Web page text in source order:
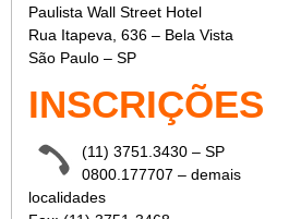
Paulista Wall Street Hotel
Rua Itapeva, 636 – Bela Vista
São Paulo – SP
INSCRIÇÕES
(11) 3751.3430 – SP
0800.177707 – demais
localidades